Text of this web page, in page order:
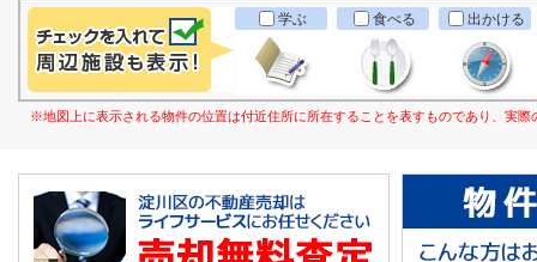
学ぶ 食べる 出かける
※地図上に表示される物件の位置は付近住所に所在することを表すものであり、実